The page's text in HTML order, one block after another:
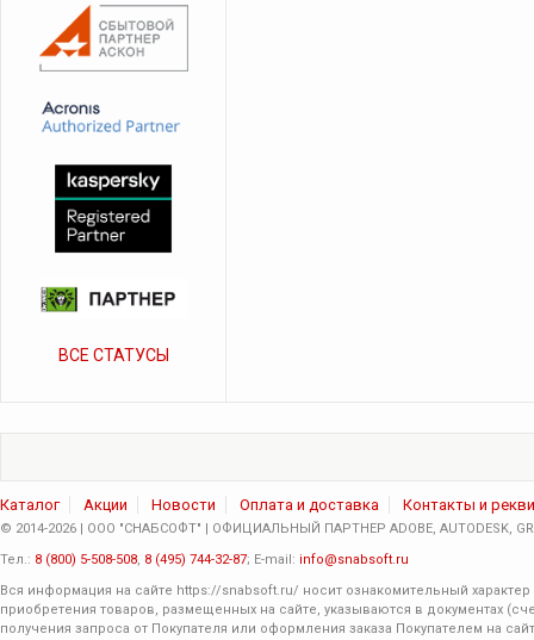
ВСЕ СТАТУСЫ
Каталог Акции Новости Оплата и доставка Контакты и
© 2014-2026 | ООО "СНАБСОФТ" | ОФИЦИАЛЬНЫЙ ПАРТНЕР ADOBE, AUTODESK,
Тел.: 8 (800) 5-508-508, 8 (495) 744-32-87; E-mail: info@snabsoft.ru
Вся информация на сайте https://snabsoft.ru/ носит ознакомительный
приобретения товаров, размещенных на сайте, указываются в документах
получения запроса от Покупателя или оформления заказа Покупателем на